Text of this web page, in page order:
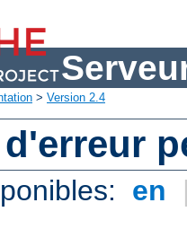
> Version 2.4
d'erreur
en